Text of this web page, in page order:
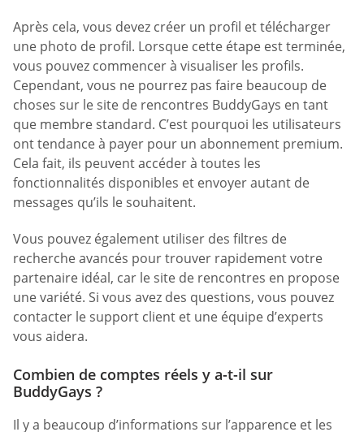
Après cela, vous devez créer un profil et télécharger
une photo de profil. Lorsque cette étape est terminée,
vous pouvez commencer à visualiser les profils.
Cependant, vous ne pourrez pas faire beaucoup de
choses sur le site de rencontres BuddyGays en tant
que membre standard. C’est pourquoi les utilisateurs
ont tendance à payer pour un abonnement premium.
Cela fait, ils peuvent accéder à toutes les
fonctionnalités disponibles et envoyer autant de
messages qu’ils le souhaitent.
Vous pouvez également utiliser des filtres de
recherche avancés pour trouver rapidement votre
partenaire idéal, car le site de rencontres en propose
une variété. Si vous avez des questions, vous pouvez
contacter le support client et une équipe d’experts
vous aidera.
Combien de comptes réels y a-t-il sur
BuddyGays ?
Il y a beaucoup d’informations sur l’apparence et les